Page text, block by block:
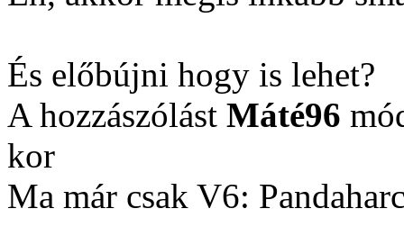
És előbújni hogy is lehet?
A hozzászólást Máté96
kor
Ma már csak V6: